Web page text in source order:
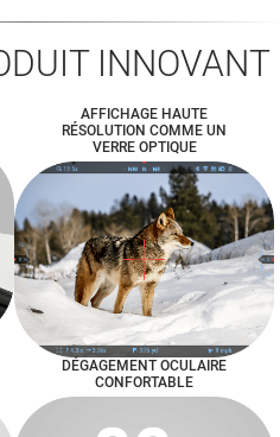
INNOVANT
AFFICHAGE HAUTE
RÉSOLUTION COMME UN
VERRE OPTIQUE
DÉGAGEMENT OCULAIRE
CONFORTABLE